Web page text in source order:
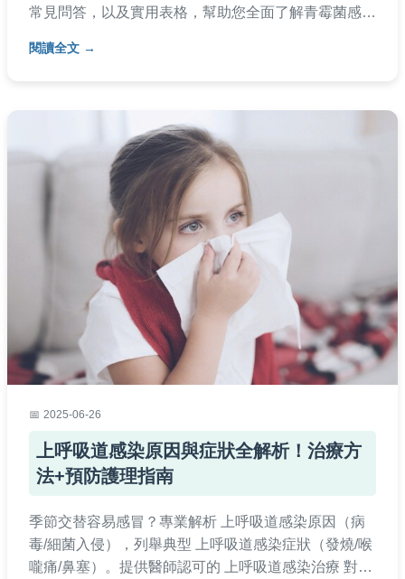
常見問答，以及實用表格，幫助您全面了解青霉菌感
患者參考，旨在解決所有相關疑問。
閱讀全文
2025-06-26
上呼吸道感染原因與症狀全解析！治療方
法+預防護理指南
季節交替容易感冒？專業解析 ‌上呼吸道感染原因‌（病
毒/細菌入侵），列舉典型 ‌上呼吸道感染症狀‌（發燒/喉
嚨痛/鼻塞）。提供醫師認可的 ‌上呼吸道感染治療‌ 對策